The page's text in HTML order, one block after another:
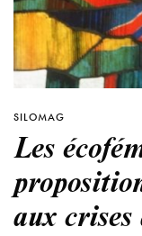
SILOMAG
Les
aux crises